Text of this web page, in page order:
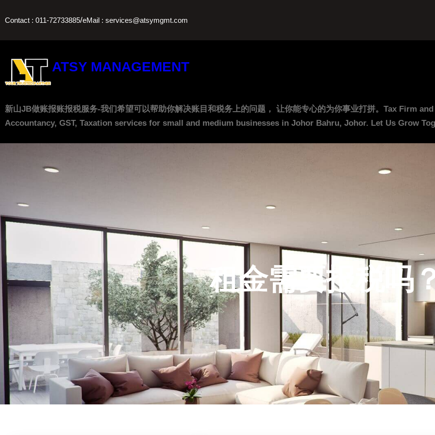
toContact : 011-72733885/eMail : services@atsymgmt.com
ATSY MANAGEMENT
新山JB做账报账报税服务-我们希望可以帮助你解决账目和税务上的问题， 让你能专心的为你事业打拼。Tax Firm
Accountancy, GST, Taxation services for small and medium businesses in Johor Bahru, Johor. Let Us Grow
租金需要报税吗